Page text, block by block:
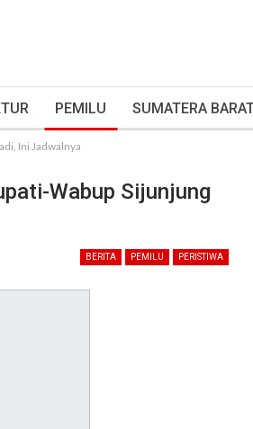
PEMILU SUMATERA
Ini Jadwalnya
Wabup Sijunjung
BERITA PEMILU PERISTIWA